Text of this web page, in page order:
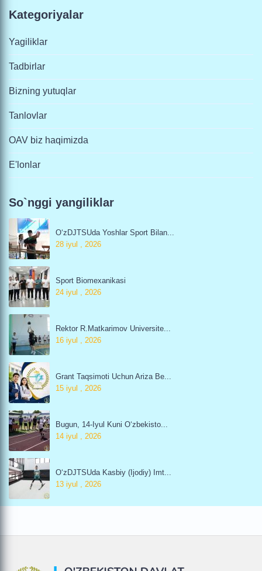
Kategoriyalar
Yagiliklar
Tadbirlar
Bizning yutuqlar
Tanlovlar
OAV biz haqimizda
E'lonlar
So`nggi yangiliklar
O‘zDJTSUda Yoshlar Sport Bilan...
28 iyul , 2026
Sport Biomexanikasi
24 iyul , 2026
Rektor R.Matkarimov Universite...
16 iyul , 2026
Grant Taqsimoti Uchun Ariza Be...
15 iyul , 2026
Bugun, 14-Iyul Kuni O‘zbekisto...
14 iyul , 2026
O‘zDJTSUda Kasbiy (ijodiy) Imt...
13 iyul , 2026